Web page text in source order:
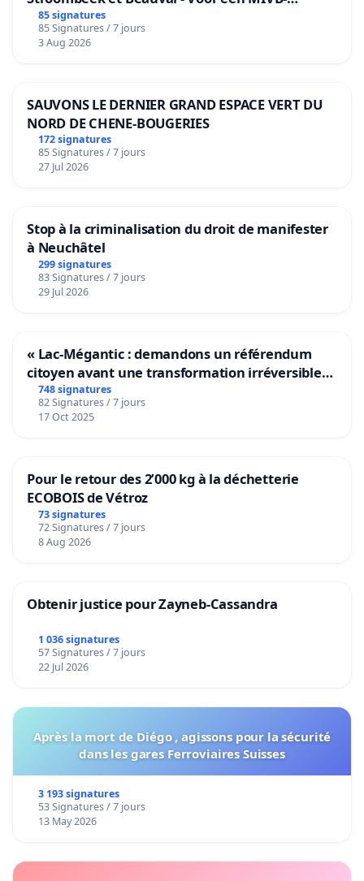
bediening van de wijken Strombeek en Het
Voor
85 signatures
85 Signatures / 7 jours
3 Aug 2026
SAUVONS LE DERNIER GRAND ESPACE VERT DU
NORD DE CHENE-BOUGERIES
172 signatures
85 Signatures / 7 jours
27 Jul 2026
Stop à la criminalisation du droit de manifester
à Neuchâtel
299 signatures
83 Signatures / 7 jours
29 Jul 2026
« Lac-Mégantic : demandons un référendum
citoyen avant une transformation irréversible
de notre territoire »
748 signatures
82 Signatures / 7 jours
17 Oct 2025
Pour le retour des 2’000 kg à la déchetterie
ECOBOIS de Vétroz
73 signatures
72 Signatures / 7 jours
8 Aug 2026
Obtenir justice pour Zayneb-Cassandra
1 036 signatures
57 Signatures / 7 jours
22 Jul 2026
Après la mort de Diégo , agissons pour la sécurité
dans les gares Ferroviaires Suisses
3 193 signatures
53 Signatures / 7 jours
13 May 2026